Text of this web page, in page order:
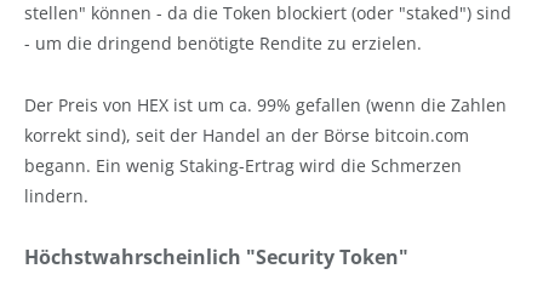
stellen" können - da die Token blockiert (oder "staked") sind
- um die dringend benötigte Rendite zu erzielen.
Der Preis von HEX ist um ca. 99% gefallen (wenn die Zahlen
korrekt sind), seit der Handel an der Börse bitcoin.com
begann. Ein wenig Staking-Ertrag wird die Schmerzen
lindern.
Höchstwahrscheinlich "Security Token"